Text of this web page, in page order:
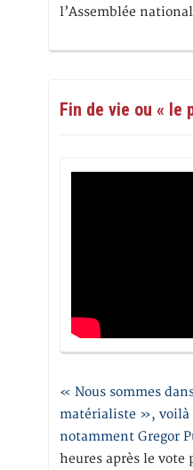
l’Assemblée
Fin de vie ou « le
« Nous sommes
matérialiste », voilà
notamment Gregor
heures après le vote